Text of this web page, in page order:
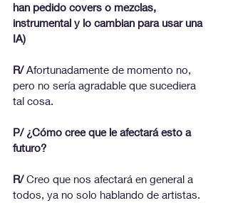
han pedido covers o mezclas,
instrumental y lo cambian para usar una
IA)
R/ Afortunadamente de momento no,
pero no sería agradable que sucediera
tal cosa.
P/ ¿Cómo cree que le afectará esto a
futuro?
R/ Creo que nos afectará en general a
todos, ya no solo hablando de artistas.